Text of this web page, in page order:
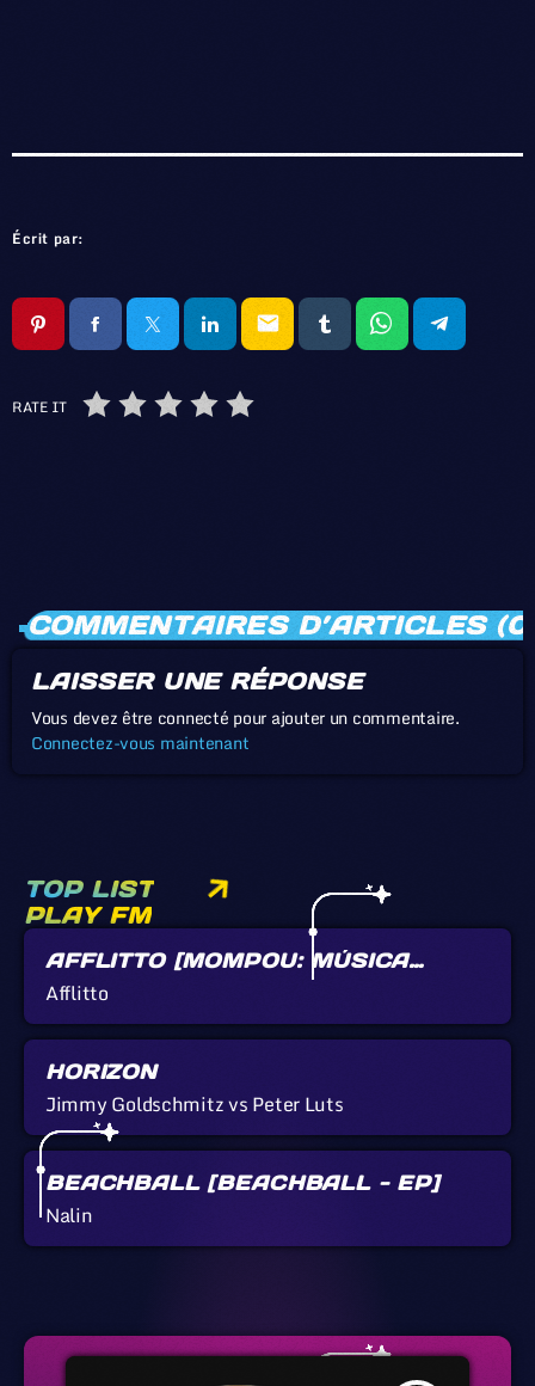
Écrit par:
email
RATE IT
COMMENTAIRES D’ARTICLES
LAISSER UNE RÉPONSE
Vous devez être connecté pour ajouter un commentaire.
Connectez-vous maintenant
TOP LIST
PLAY FM
AFFLITTO [MOMPOU: MÚSICA
CALLADA]
Afflitto
HORIZON
Jimmy Goldschmitz vs Peter Luts
BEACHBALL [BEACHBALL - EP]
Nalin